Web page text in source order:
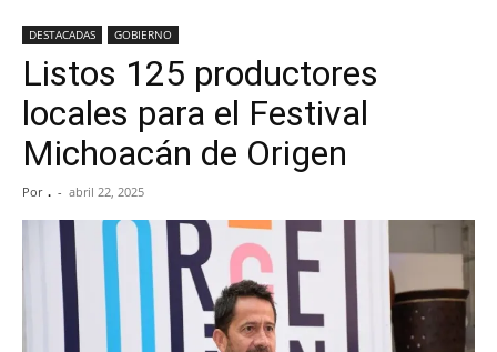
DESTACADAS GOBIERNO
Listos 125 productores
locales para el Festival
Michoacán de Origen
Por . - abril 22, 2025